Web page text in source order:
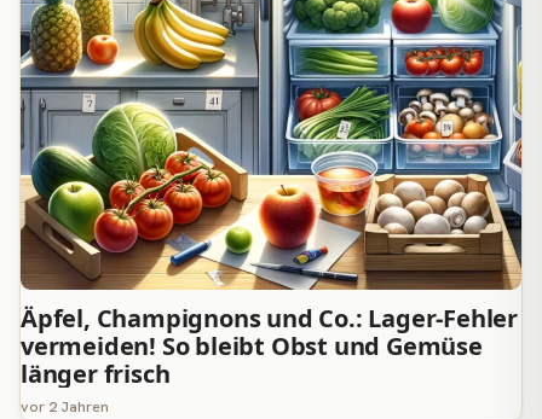
Äpfel, Champignons und Co.: Lager-Fehler
vermeiden! So bleibt Obst und Gemüse
länger frisch
vor 2 Jahren